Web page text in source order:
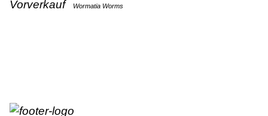
Vorverkauf Wormatia Worms